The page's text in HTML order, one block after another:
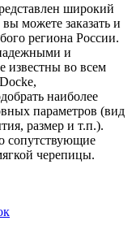
широкий
можете заказать и
региона России.
и
известны во всем
наиболее
параметров (вид
размер и т.п.).
сопутствующие
черепицы.